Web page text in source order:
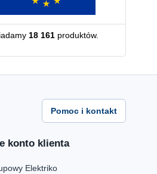
18 161 produktów.
Pomoc i kontakt
konto klienta
Elektriko